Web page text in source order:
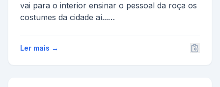
vai para o interior ensinar o pessoal da roça os
costumes da cidade aí...
Ler mais →